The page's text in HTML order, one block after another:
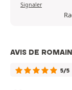
Signaler
AVIS DE ROMAIN
5/5